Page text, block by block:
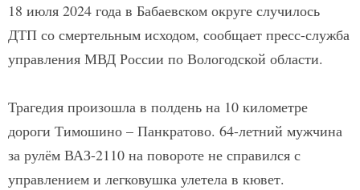
18 июля 2024 года в Бабаевском округе случилось
ДТП со смертельным исходом, сообщает пресс-служба
управления МВД России по Вологодской области.
Трагедия произошла в полдень на 10 километре
дороги Тимошино – Панкратово. 64-летний мужчина
за рулём ВАЗ-2110 на повороте не справился с
управлением и легковушка улетела в кювет.